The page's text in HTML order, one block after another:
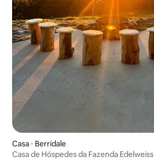
Casa ⋅ Berridale
Casa de Hóspedes da Fazenda Edelweiss